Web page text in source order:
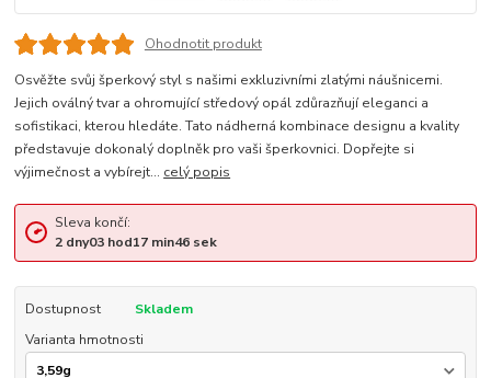
Ohodnotit produkt
Osvěžte svůj šperkový styl s našimi exkluzivními zlatými náušnicemi.
Jejich oválný tvar a ohromující středový opál zdůrazňují eleganci a
sofistikaci, kterou hledáte. Tato nádherná kombinace designu a kvality
představuje dokonalý doplněk pro vaši šperkovnici. Dopřejte si
výjimečnost a vybírejt... celý popis
Sleva končí:
2 dny03hod17min46sek
Dostupnost
Skladem
Varianta hmotnosti